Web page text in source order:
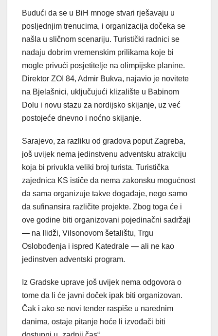
Budući da se u BiH mnoge stvari rješavaju u
posljednjim trenucima, i organizacija dočeka se
našla u sličnom scenariju. Turistički radnici se
nadaju dobrim vremenskim prilikama koje bi
mogle privući posjetitelje na olimpijske planine.
Direktor ZOI 84, Admir Bukva, najavio je novitete
na Bjelašnici, uključujući klizalište u Babinom
Dolu i novu stazu za nordijsko skijanje, uz već
postojeće dnevno i noćno skijanje.
Sarajevo, za razliku od gradova poput Zagreba,
još uvijek nema jedinstvenu adventsku atrakciju
koja bi privukla veliki broj turista. Turistička
zajednica KS ističe da nema zakonsku mogućnost
da sama organizuje takve događaje, nego samo
da sufinansira različite projekte. Zbog toga će i
ove godine biti organizovani pojedinačni sadržaji
— na Ilidži, Vilsonovom šetalištu, Trgu
Oslobođenja i ispred Katedrale — ali ne kao
jedinstven adventski program.
Iz Gradske uprave još uvijek nema odgovora o
tome da li će javni doček ipak biti organizovan.
Čak i ako se novi tender raspiše u narednim
danima, ostaje pitanje hoće li izvođači biti